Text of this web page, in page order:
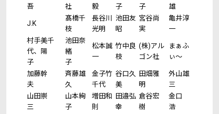
吾
社
毅
子
子
雄
J.K
髙橋千
枝
長谷川
光明
池田友
昭
宮谷尚
実
亀井淳
一
村手美千
代、陽
子
池田奈
緒
子
松本誠
一
竹中良
枝
(株)アル
ゴン社
まぁふ
ぃ～
加藤幹
夫
斉藤雄
久
金子竹
千代
谷口久
美
田畑雅
明
外山雄
三
山田崇
三
山本絢
子
増田和
則
田邉弘
幸
倉谷宏
樹
金口
浩